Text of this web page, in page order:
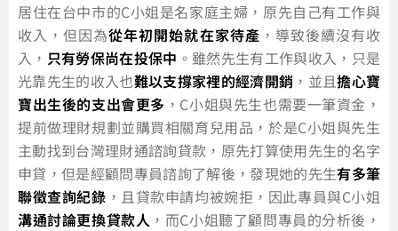
居住在台中市的C小姐是名家庭主婦，原先自己有工作與
收入，但因為從年初開始就在家待產 ，導致後續沒有收
入， 只有勞保尚在投保中 。雖然先生有工作與收入，只是
光靠先生的收入也難以支撐家裡的經濟開銷 ，並且擔心寶
寶出生後的支出會更多 ，C小姐與先生也需要一筆資金，
提前做理財規劃並購買相關育兒用品，於是C小姐與先生
主動找到台灣理財通諮詢貸款，原先打算使用先生的名字
申貸，但是經顧問專員諮詢了解後，發現她的先生有多筆
聯徵查詢紀錄 ，且貸款申請均被婉拒，因此專員與C小姐
溝通討論更換貸款人 ，而C小姐聽了顧問專員的分析後，